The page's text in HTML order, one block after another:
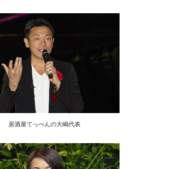
居酒屋てっぺんの大嶋代表